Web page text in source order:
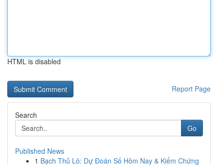
HTML is disabled
Report Page
Search
Go
Published News
1 Bạch Thủ Lô: Dự Đoán Số Hôm Nay & Kiểm Chứng